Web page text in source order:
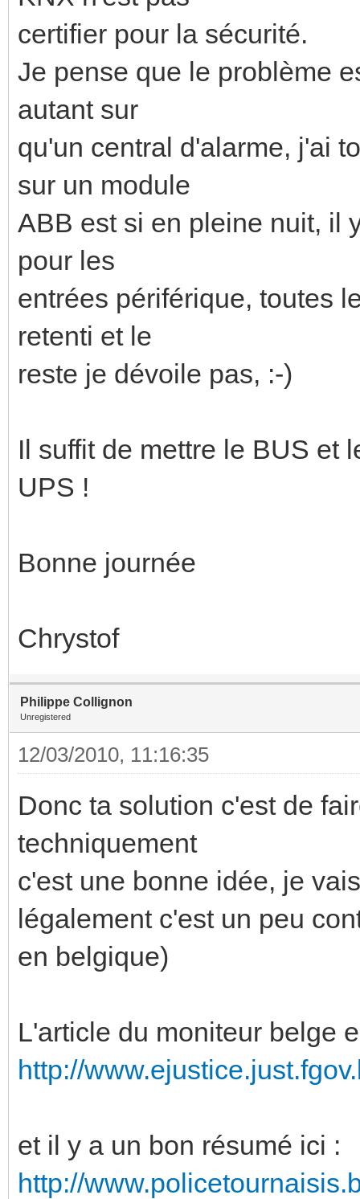
certifier pour la sécurité.
Je pense que le problème
autant sur
qu'un central d'alarme, j'ai
sur un module
ABB est si en pleine nuit, il
pour les
entrées périférique, toutes
retenti et le
reste je dévoile pas, :-)
Il suffit de mettre le BUS et
UPS !
Bonne journée
Chrystof
Philippe Collignon
Unregistered
12/03/2010, 11:16:35
Donc ta solution c'est de
techniquement
c'est une bonne idée, je
légalement c'est un peu
en belgique)
L'article du moniteur belge
http://
et il y a un bon résumé ici :
http://